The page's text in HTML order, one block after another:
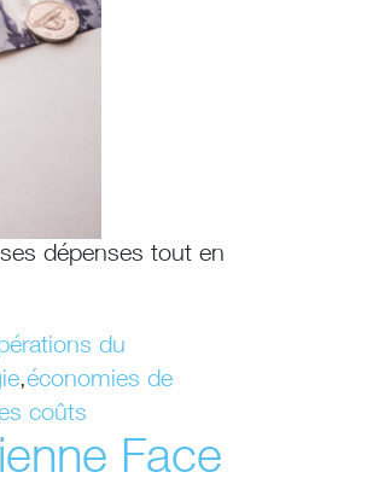
dépenses tout en
du
,économies de
coûts
Face